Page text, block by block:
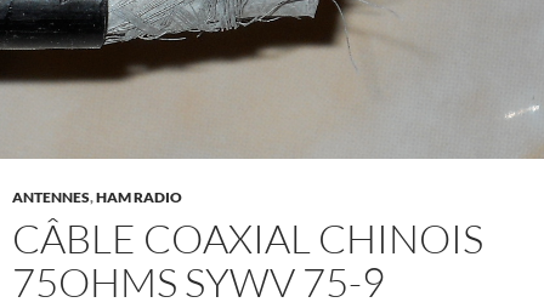
ANTENNES,HAM RADIO
CÂBLE COAXIAL CHINOIS
75OHMS SYWV 75-9